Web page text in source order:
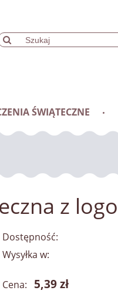
ŚWIĄTECZNE
z logo
Dostępność:
Wysyłka w:
Cena: 5,39 zł